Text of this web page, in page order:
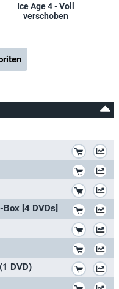
Ice Age 4 - Voll
verschoben
[4 DVDs]
DVD)